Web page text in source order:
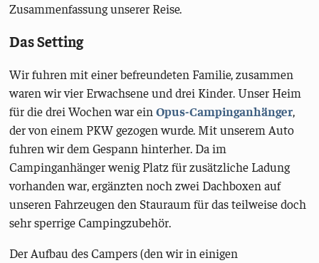
Zusammenfassung unserer Reise.
Das Setting
Wir fuhren mit einer befreundeten Familie, zusammen
waren wir vier Erwachsene und drei Kinder. Unser Heim
für die drei Wochen war einOpus-Campinganhänger,
der von einem PKW gezogen wurde. Mit unserem Auto
fuhren wir dem Gespann hinterher. Da im
Campinganhänger wenig Platz für zusätzliche Ladung
vorhanden war, ergänzten noch zwei Dachboxen auf
unseren Fahrzeugen den Stauraum für das teilweise doch
sehr sperrige Campingzubehör.
Der Aufbau des Campers (den wir in einigen